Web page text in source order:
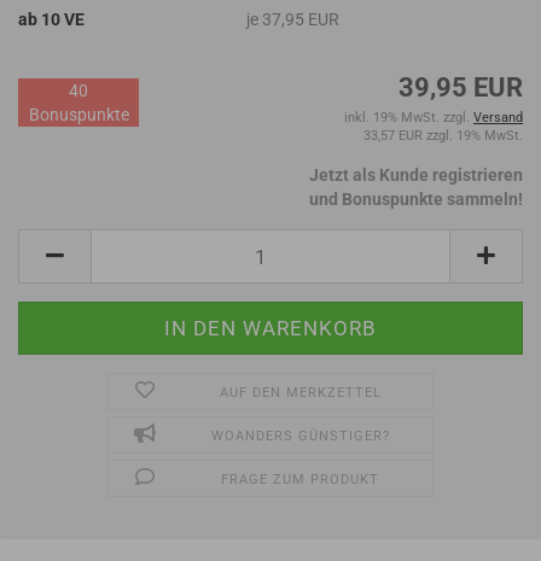
ab 10 VE
je 37,95 EUR
39,95 EUR
inkl. 19% MwSt. zzgl. Versand
33,57 EUR zzgl. 19% MwSt.
40
Bonuspunkte
Jetzt als Kunde registrieren
und Bonuspunkte sammeln!
AUF DEN MERKZETTEL
WOANDERS GÜNSTIGER?
FRAGE ZUM PRODUKT